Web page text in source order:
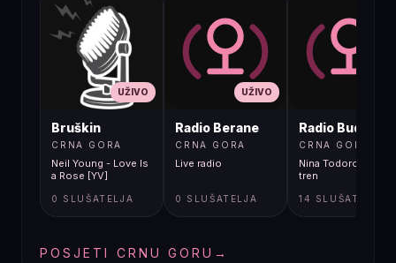
UŽIVO
Bruškin
CRNA GORA
Neil Young - Love Is
a Rose [YV]
0 SLUŠATELJA
UŽIVO
Radio Berane
CRNA GORA
Live radio
0 SLUŠATELJA
Radio Budva
CRNA GORA
Nina Todorovic -
tren
14 SLUŠATELJA
POSJETI CRNU GORU →